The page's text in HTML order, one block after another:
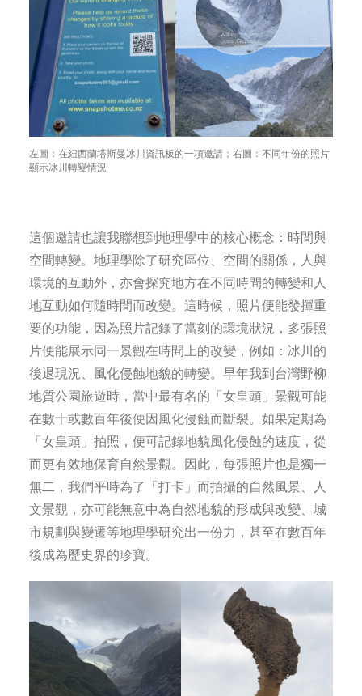
左圖：在紐西蘭塔斯曼冰川資訊板的一項邀請；右圖：不同年份的照片
顯示冰川轉變情況
這個邀請也讓我聯想到地理學中的核心概念：時間與
空間轉變。地理學除了研究區位、空間的關係，人與
環境的互動外，亦會探究地方在不同時間的轉變和人
地互動如何隨時間而改變。這時候，照片便能發揮重
要的功能，因為照片記錄了當刻的環境狀況，多張照
片便能展示同一景觀在時間上的改變，例如：冰川的
後退現況、風化侵蝕地貌的轉變。早年我到台灣野柳
地質公園旅遊時，當中最有名的「女皇頭」景觀可能
在數十或數百年後便因風化侵蝕而斷裂。如果定期為
「女皇頭」拍照，便可記錄地貌風化侵蝕的速度，從
而更有效地保育自然景觀。因此，每張照片也是獨一
無二，我們平時為了「打卡」而拍攝的自然風景、人
文景觀，亦可能無意中為自然地貌的形成與改變、城
市規劃與變遷等地理學研究出一份力，甚至在數百年
後成為歷史界的珍寶。